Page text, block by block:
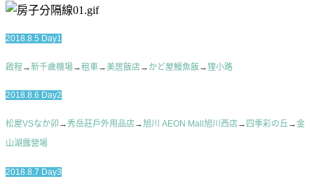
2018.8.5 Day1
啟程 →新千歲機場→租車→美居飯店→ かど屋鰻魚飯 →狸小路
2018.8.6 Day2
松屋VSなか卯 →秀岳莊戶外用品店→旭川 AEON Mall旭川西店→ 四季彩の丘→金
山湖露營場
2018.8.7 Day3